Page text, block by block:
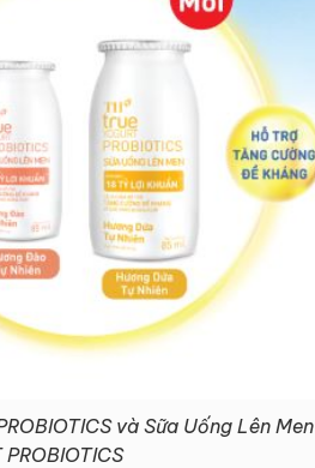
và Sữa Uống Lên Men